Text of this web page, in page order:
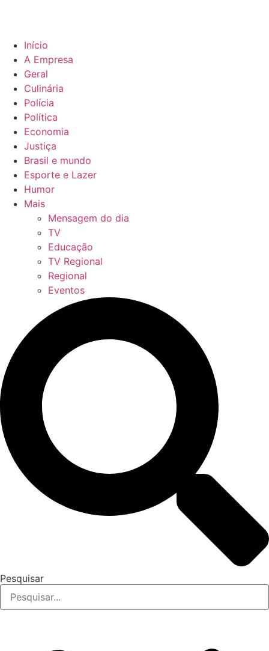
Início
A Empresa
Geral
Culinária
Polícia
Política
Economia
Justiça
Brasil e mundo
Esporte e Lazer
Humor
Mais
Mensagem do dia
TV
Educação
TV Regional
Regional
Eventos
Pesquisar